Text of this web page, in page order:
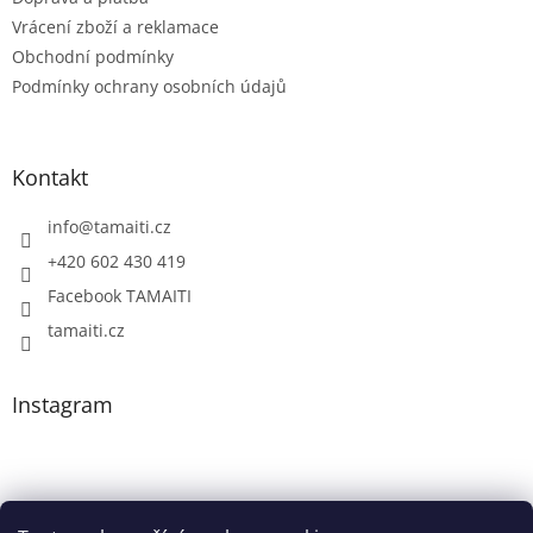
Vrácení zboží a reklamace
Obchodní podmínky
Podmínky ochrany osobních údajů
Kontakt
info@tamaiti.cz
+420 602 430 419
Facebook TAMAITI
tamaiti.cz
Instagram